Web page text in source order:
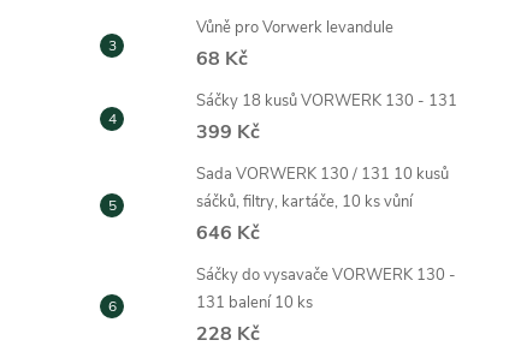
Vůně pro Vorwerk levandule
68 Kč
Sáčky 18 kusů VORWERK 130 - 131
399 Kč
Sada VORWERK 130 / 131 10 kusů
sáčků, filtry, kartáče, 10 ks vůní
646 Kč
Sáčky do vysavače VORWERK 130 -
131 balení 10 ks
228 Kč